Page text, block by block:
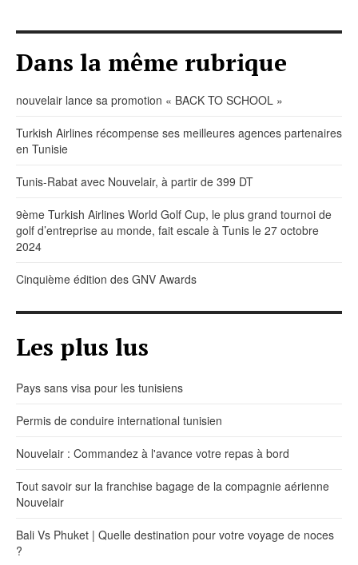
Dans la même rubrique
nouvelair lance sa promotion « BACK TO SCHOOL »
Turkish Airlines récompense ses meilleures agences partenaires
en Tunisie
Tunis-Rabat avec Nouvelair, à partir de 399 DT
9ème Turkish Airlines World Golf Cup, le plus grand tournoi de
golf d’entreprise au monde, fait escale à Tunis le 27 octobre
2024
Cinquième édition des GNV Awards
Les plus lus
Pays sans visa pour les tunisiens
Permis de conduire international tunisien
Nouvelair : Commandez à l'avance votre repas à bord
Tout savoir sur la franchise bagage de la compagnie aérienne
Nouvelair
Bali Vs Phuket | Quelle destination pour votre voyage de noces
?